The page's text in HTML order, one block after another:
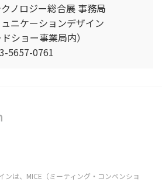
ノロジー総合展 事務局
ニケーションデザイン
ショー事業局内）
0761
ンは、MICE（ミーティング・コンベンショ